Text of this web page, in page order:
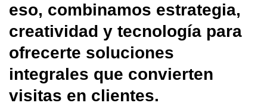
eso, combinamos estrategia,
creatividad y tecnología para
ofrecerte soluciones
integrales que convierten
visitas en clientes.